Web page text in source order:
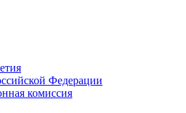
Федерации
комиссия